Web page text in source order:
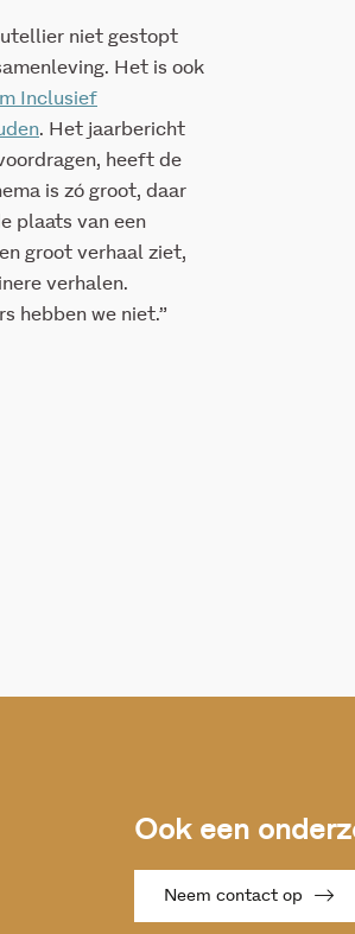
niet gestopt
Het is ook
Inclusief
. Het jaarbericht
heeft de
is zó groot, daar
plaats van een
groot verhaal ziet,
verhalen.
hebben we niet.”
Ook een
Neem contact op